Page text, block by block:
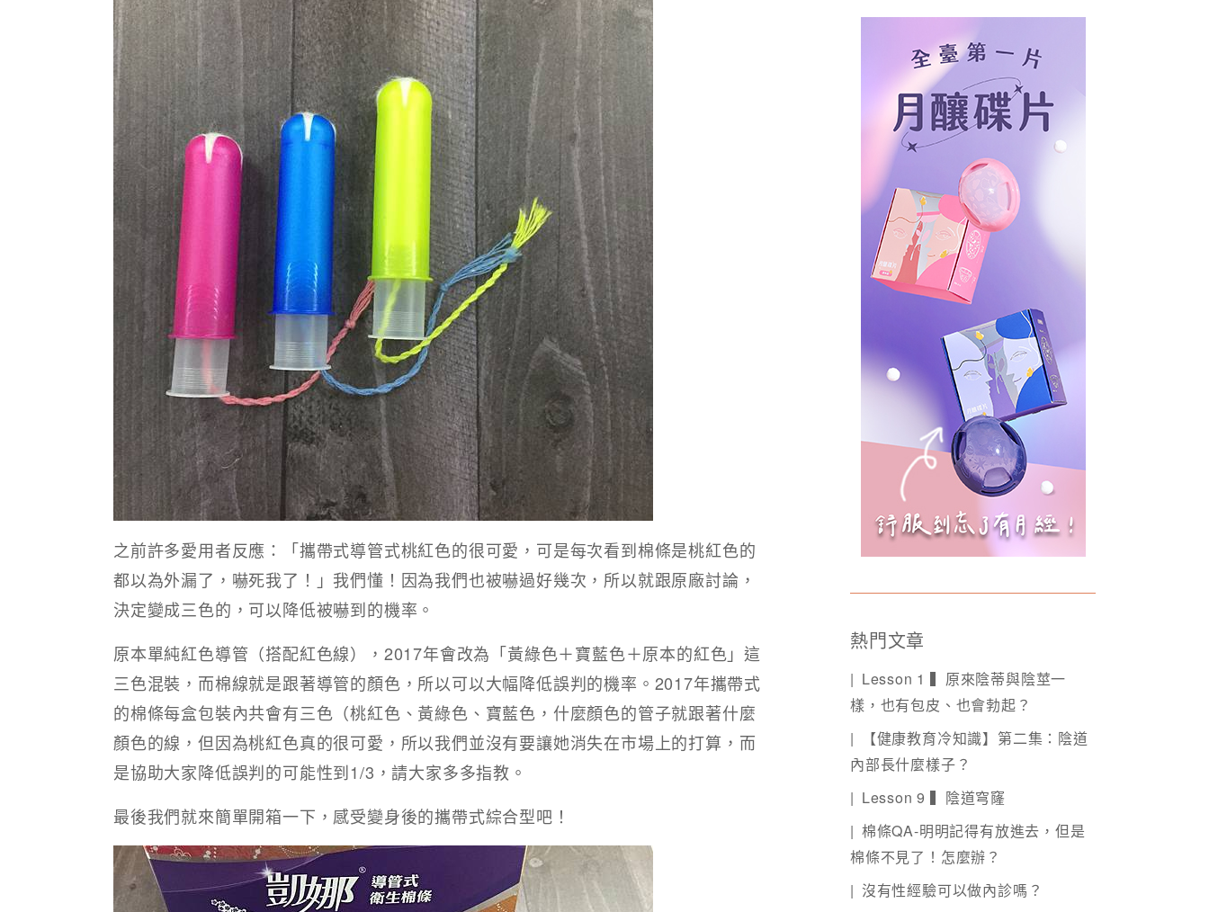
之前許多愛用者反應：「攜帶式導管式桃紅色的很可愛，可是每次看到棉條是桃紅色的
都以為外漏了，嚇死我了！」我們懂！因為我們也被嚇過好幾次，所以就跟原廠討論，
決定變成三色的，可以降低被嚇到的機率。
原本單純紅色導管（搭配紅色線），2017年會改為「黃綠色＋寶藍色＋原本的紅色」這
三色混裝，而棉線就是跟著導管的顏色，所以可以大幅降低誤判的機率。2017年攜帶式
的棉條每盒包裝內共會有三色（桃紅色、黃綠色、寶藍色，什麼顏色的管子就跟著什麼
顏色的線，但因為桃紅色真的很可愛，所以我們並沒有要讓她消失在市場上的打算，而
是協助大家降低誤判的可能性到1/3，請大家多多指教。
最後我們就來簡單開箱一下，感受變身後的攜帶式綜合型吧！
熱門文章
Lesson 1 ▍原來陰蒂與陰莖一
樣，也有包皮、也會勃起？
【健康教育冷知識】第二集：陰道
內部長什麼樣子？
Lesson 9 ▍陰道穹窿
棉條QA-明明記得有放進去，但是
棉條不見了！怎麼辦？
沒有性經驗可以做內診嗎？